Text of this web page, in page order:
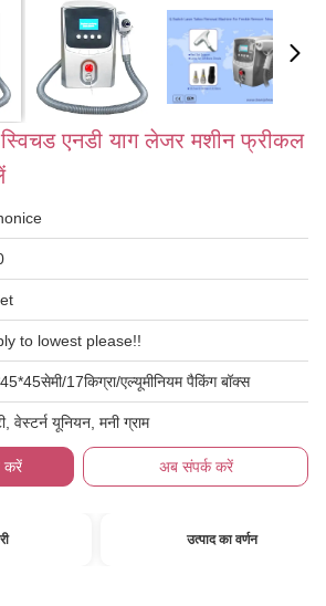
स्विचड एनडी याग लेजर मशीन फ्रीकल
to lowest please!!
17किग्रा/एल्यूमीनियम पैकिंग बॉक्स
वेस्टर्न यूनियन, मनी ग्राम
करें अब संपर्क करें
उत्पाद का वर्णन